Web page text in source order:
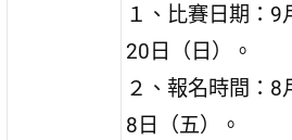
１、比賽日期：9
20日（日）。
２、報名時間：
8日（五）。